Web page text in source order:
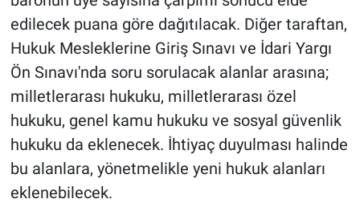
edilecek puana göre dağıtılacak. Diğer taraftan,
Hukuk Mesleklerine Giriş Sınavı ve İdari Yargı
Ön Sınavı'nda soru sorulacak alanlar arasına;
milletlerarası hukuku, milletlerarası özel
hukuku, genel kamu hukuku ve sosyal güvenlik
hukuku da eklenecek. İhtiyaç duyulması halinde
bu alanlara, yönetmelikle yeni hukuk alanları
eklenebilecek.